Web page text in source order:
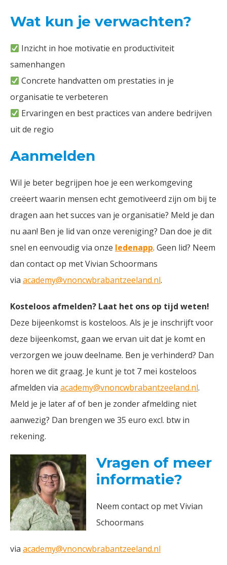
Wat kun je verwachten?
Inzicht in hoe motivatie en productiviteit
samenhangen
Concrete handvatten om prestaties in je
organisatie te verbeteren
Ervaringen en best practices van andere bedrijven
uit de regio
Aanmelden
Wil je beter begrijpen hoe je een werkomgeving
creëert waarin mensen echt gemotiveerd zijn om bij te
dragen aan het succes van je organisatie? Meld je dan
nu aan! Ben je lid van onze vereniging? Dan doe je dit
snel en eenvoudig via onze ledenapp. Geen lid? Neem
dan contact op met Vivian Schoormans
via academy@vnoncwbrabantzeeland.nl.
Kosteloos afmelden? Laat het ons op tijd weten!
Deze bijeenkomst is kosteloos. Als je je inschrijft voor
deze bijeenkomst, gaan we ervan uit dat je komt en
verzorgen we jouw deelname. Ben je verhinderd? Dan
horen we dit graag. Je kunt je tot 7 mei kosteloos
afmelden via academy@vnoncwbrabantzeeland.nl.
Meld je je later af of ben je zonder afmelding niet
aanwezig? Dan brengen we 35 euro excl. btw in
rekening.
Vragen of meer
informatie?
Neem contact op met Vivian
Schoormans
via academy@vnoncwbrabantzeeland.nl